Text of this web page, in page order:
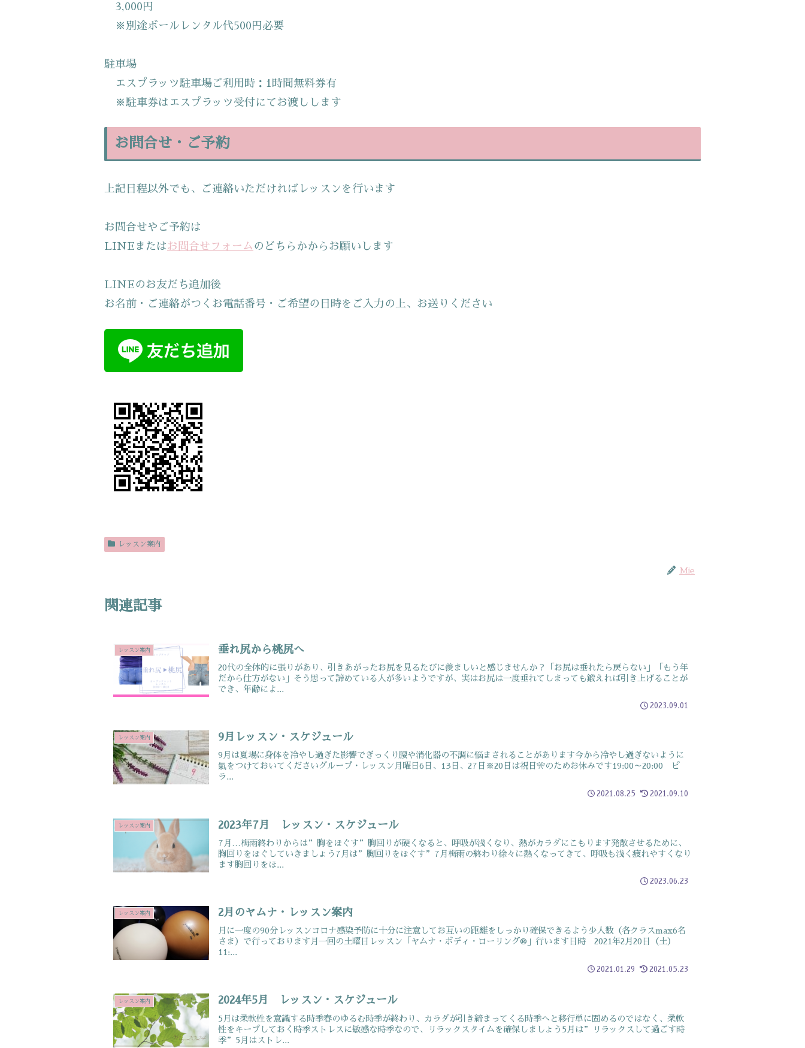
3,000円
※別途ボールレンタル代500円必要
駐車場
エスプラッツ駐車場ご利用時：1時間無料券有
※駐車券はエスプラッツ受付にてお渡しします
お問合せ・ご予約
上記日程以外でも、ご連絡いただければレッスンを行います
お問合せやご予約は
LINEまたは お問合せフォーム のどちらかからお願いします
LINEのお友だち追加後
お名前・ご連絡がつくお電話番号・ご希望の日時をご入力の上、お送りください
レッスン案内
Mie
関連記事
レッスン案内 垂れ尻から桃尻へ
20代の全体的に張りがあり、引きあがったお尻を見るたびに羨ましいと感じませんか？「お尻は垂れたら戻らない」「もう年
だから仕方がない」そう思って諦めている人が多いようですが、実はお尻は一度垂れてしまっても鍛えれば引き上げることが
でき、年齢によ...
2023.09.01
レッスン案内 9月レッスン・スケジュール
9月は夏場に身体を冷やし過ぎた影響でぎっくり腰や消化器の不調に悩まされることがあります今から冷やし過ぎないように
氣をつけておいてくださいグループ・レッスン月曜日6日、13日、27日※20日は祝日🎌のためお休みです19:00～20:00 ピ
ラ...
2021.08.25 2021.09.10
レッスン案内 2023年7月 レッスン・スケジュール
7月…梅雨終わりからは”胸をほぐす”胸回りが硬くなると、呼吸が浅くなり、熱がカラダにこもります発散させるために、
胸回りをほぐしていきましょう7月は”胸回りをほぐす”7月梅雨の終わり徐々に熱くなってきて、呼吸も浅く疲れやすくなり
ます胸回りをほ...
2023.06.23
レッスン案内 2月のヤムナ・レッスン案内
月に一度の90分レッスンコロナ感染予防に十分に注意してお互いの距離をしっかり確保できるよう少人数（各クラスmax6名
さま）で行っております月一回の土曜日レッスン「ヤムナ・ボディ・ローリング®」行います日時 2021年2月20日（土）
11:...
2021.01.29 2021.05.23
レッスン案内 2024年5月 レッスン・スケジュール
5月は柔軟性を意識する時季春のゆるむ時季が終わり、カラダが引き締まってくる時季へと移行単に固めるのではなく、柔軟
性をキープしておく時季ストレスに敏感な時季なので、リラックスタイムを確保しましょう5月は”リラックスして過ごす時
季”5月はストレ...